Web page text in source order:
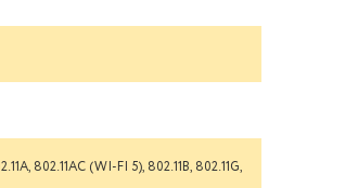
802.11AC (WI-FI 5), 802.11B, 802.11G,